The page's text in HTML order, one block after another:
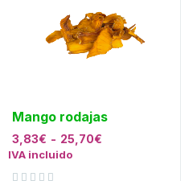
Mango rodajas
3,83€ - 25,70€
IVA incluido